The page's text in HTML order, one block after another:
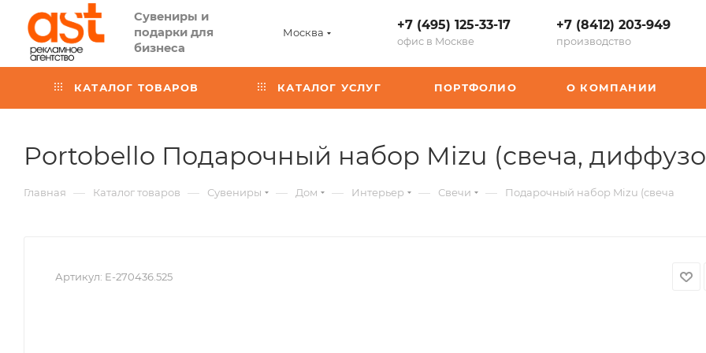
Сувениры и
подарки для
бизнеса
Москва +7 (495) 125-33-17
офис в Москве
+7 (8412) 203-949
производство
КАТАЛОГ ТОВАРОВ КАТАЛОГ УСЛУГ ПОРТФОЛИО О КОМПАНИИ
Portobello Подарочный набор Mizu (свеча,
Главная — Каталог товаров — Сувениры — Дом — Интерьер — Свечи — Подарочный набор Mizu (свеча
Артикул: E-270436.525